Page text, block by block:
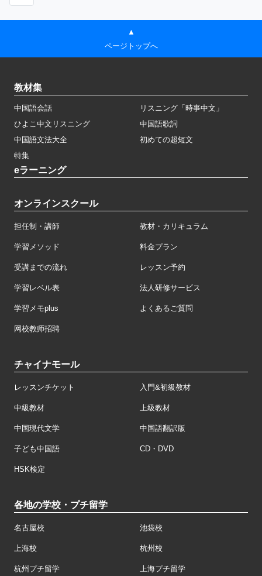
▲
ページトップへ
教材集
中国語会話
リスニング「時事中文」
ひよこ中文リスニング
中国語歌詞
中国語文法大全
初めての超短文
特集
eラーニング
オンラインスクール
担任制・講師 教材・カリキュラム
学習メソッド 料金プラン
受講までの流れ レッスン予約
学習レベル表 法人研修サービス
学習メモplus よくあるご質問
网校教师招聘
チャイナモール
レッスンチケット 入門&初級教材
中級教材 上級教材
中国現代文学 中国語翻訳版
子ども中国語 CD・DVD
HSK検定
各地の学校・プチ留学
名古屋校 池袋校
上海校 杭州校
杭州プチ留学 上海プチ留学